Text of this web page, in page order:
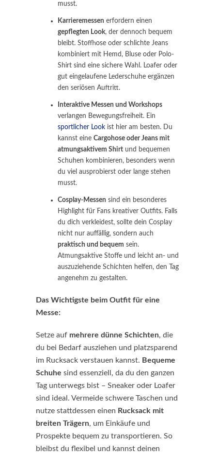
musst.
Karrieremessen erfordern einen
gepflegten Look, der dennoch bequem
bleibt. Stoffhose oder schlichte Jeans
kombiniert mit Hemd, Bluse oder Polo-
Shirt sind eine sichere Wahl. Loafer oder
gut eingelaufene Lederschuhe ergänzen
den seriösen Auftritt.
Interaktive Messen und Workshops
verlangen Bewegungsfreiheit. Ein
sportlicher Look ist hier am besten. Du
kannst eine Cargohose oder Jeans mit
atmungsaktivem Shirt und bequemen
Schuhen kombinieren, besonders wenn
du viel ausprobierst oder lange stehen
musst.
Cosplay-Messen sind ein besonderes
Highlight für Fans kreativer Outfits. Falls
du dich verkleidest, sollte dein Cosplay
nicht nur auffällig, sondern auch
praktisch und bequem sein.
Atmungsaktive Stoffe und leicht an- und
auszuziehende Schichten helfen, den Tag
angenehm zu gestalten.
Das Wichtigste beim Outfit für eine
Messe:
Setze auf mehrere dünne Schichten, die
du bei Bedarf ausziehen und platzsparend
im Rucksack verstauen kannst. Bequeme
Schuhe sind essenziell, da du den ganzen
Tag unterwegs bist – Sneaker oder Loafer
sind ideal. Vermeide schwere Taschen und
nutze stattdessen einen Rucksack mit
breiten Trägern, um Einkäufe und
Prospekte bequem zu transportieren. So
bleibst du flexibel und kannst deinen